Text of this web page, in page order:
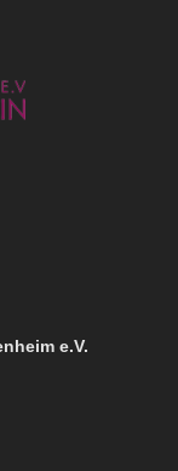
e.V.